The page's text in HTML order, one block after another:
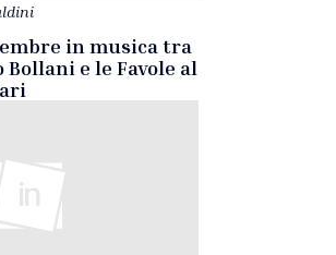
in musica tra
e le Favole al